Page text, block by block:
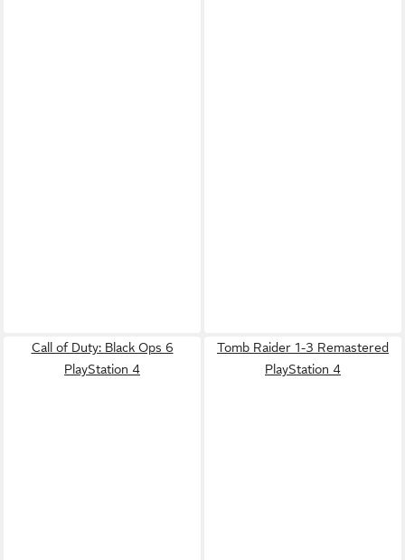
Call of Duty: Black Ops 6
PlayStation 4
Tomb Raider 1-3 Remastered
PlayStation 4